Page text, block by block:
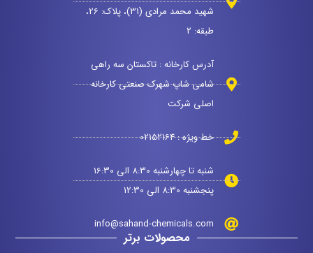
شهید محمد مرادی (31)، پلاک: 26،
طبقه: 2
آدرس کارخانه : تاکستان سه راهی
شامی شاپ شهرک صنعتی کارخانه
اصلی شرکت
خط ویژه : 02152164
شنبه تا چهارشنبه 8:30 الی 16:30
پنجشنبه 8:30 الی 12:30
info@sahand-chemicals.com
محصولات برتر